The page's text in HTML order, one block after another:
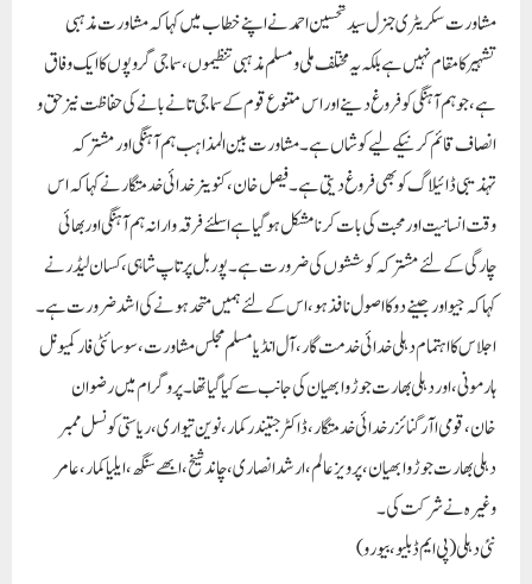
کہا کہ جیواور جینے د و کا اصول نافذہو، اس کے لئے ہمیں متحد ہونے کی اشد ضرورت ہے۔
اجلاس کا اہتمام دہلی خدائی خدمت گار،آل انڈیا مسلم مجلس مشاورت ،سوسائٹی فار کمیونل
ہارمونی، اور دہلی بھار ت جوڑو ابھیان کی جانب سے کیا گیا تھا۔پروگرام میں رضوان
خان،قومی اآرگنائزرخدائی خدمتگار،ڈاکٹر جتیندر کمار،نوین تیواری،ریاستی کونسل ممبر
دہلی بھارت جوڑو ابھیان،پرویز عالم،ارشد انصاری،چاند شیخ،ابھے سنگھ،ایلیاکمار، عامر
وغیرہ نے شرکت کی۔
نئی دہلی(پی ایم ڈبلیو، بیورو)
Paigam Madre Watan
RELATED POSTS